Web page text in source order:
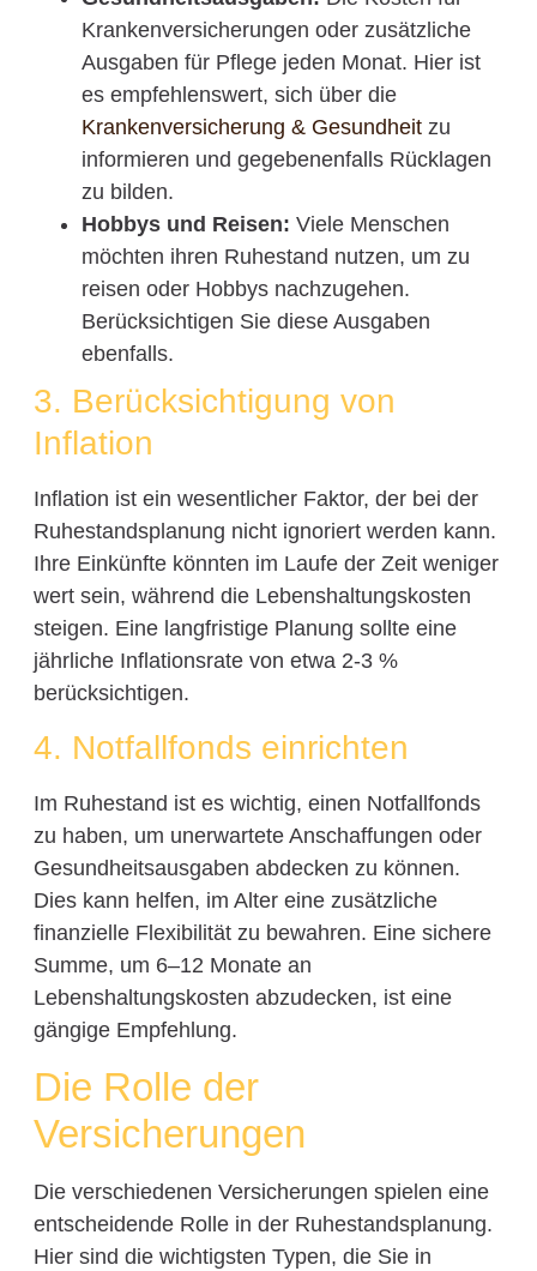
Krankenversicherungen oder zusätzliche
Ausgaben für Pflege jeden Monat. Hier ist
es empfehlenswert, sich über die
Krankenversicherung & Gesundheitzu
informieren und gegebenenfalls Rücklagen
zu bilden.
Hobbys und Reisen: Viele Menschen
möchten ihren Ruhestand nutzen, um zu
reisen oder Hobbys nachzugehen.
Berücksichtigen Sie diese Ausgaben
ebenfalls.
3. Berücksichtigung von
Inflation
Inflation ist ein wesentlicher Faktor, der bei der
Ruhestandsplanung nicht ignoriert werden kann.
Ihre Einkünfte könnten im Laufe der Zeit weniger
wert sein, während die Lebenshaltungskosten
steigen. Eine langfristige Planung sollte eine
jährliche Inflationsrate von etwa 2-3 %
berücksichtigen.
4. Notfallfonds einrichten
Im Ruhestand ist es wichtig, einen Notfallfonds
zu haben, um unerwartete Anschaffungen oder
Gesundheitsausgaben abdecken zu können.
Dies kann helfen, im Alter eine zusätzliche
finanzielle Flexibilität zu bewahren. Eine sichere
Summe, um 6–12 Monate an
Lebenshaltungskosten abzudecken, ist eine
gängige Empfehlung.
Die Rolle der
Versicherungen
Die verschiedenen Versicherungen spielen eine
entscheidende Rolle in der Ruhestandsplanung.
Hier sind die wichtigsten Typen, die Sie in